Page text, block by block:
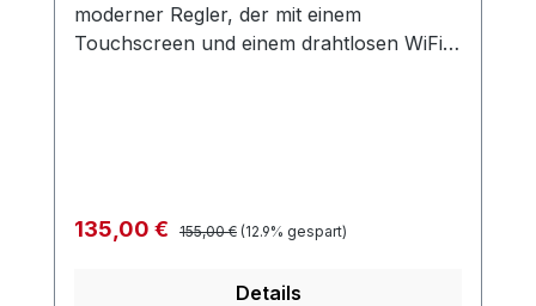
moderner Regler, der mit einem
Touchscreen und einem drahtlosen WiFi
Bodentemperatursensor (Kabel NTC 10
Schalter LCD-Touchscreen mit
Verkaufspreis:
135,00 € Regulärer Preis:
155,00 € (12.9% gespart)
Details